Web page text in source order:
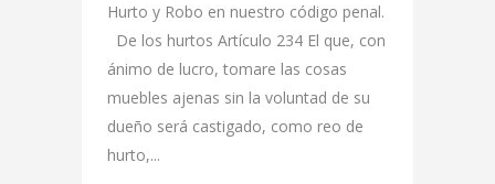
Hurto y Robo en nuestro código penal.
De los hurtos Artículo 234 El que, con
ánimo de lucro, tomare las cosas
muebles ajenas sin la voluntad de su
dueño será castigado, como reo de
hurto,...